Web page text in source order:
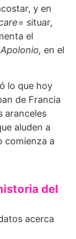
y en
= situar,
el
en el
lo que hoy
de Francia
aranceles
aluden a
comienza a
del
acerca